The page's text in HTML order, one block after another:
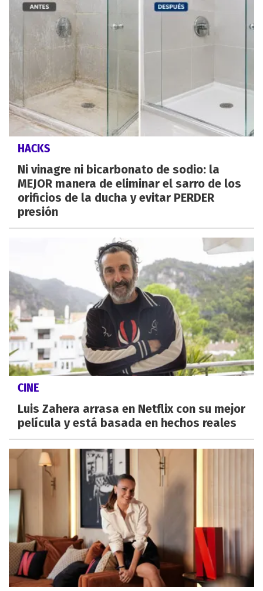
HACKS
Ni vinagre ni bicarbonato de sodio: la
MEJOR manera de eliminar el sarro de los
orificios de la ducha y evitar PERDER
presión
CINE
Luis Zahera arrasa en Netflix con su mejor
película y está basada en hechos reales